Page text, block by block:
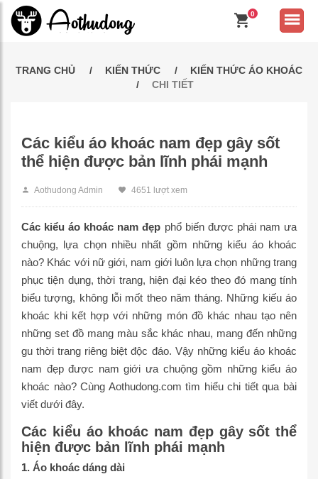
0
TRANG CHỦ KIẾN THỨC
KIẾN THỨC ÁO KHOÁC
CHI TIẾT
Các kiểu áo khoác nam đẹp gây sốt
thể hiện được bản lĩnh phái mạnh
Aothudong Admin 4651 lượt xem
Các kiểu áo khoác nam đẹp phổ biến được phái nam ưa
chuộng, lựa chọn nhiều nhất gồm những kiểu áo khoác
nào? Khác với nữ giới, nam giới luôn lựa chọn những trang
phục tiện dụng, thời trang, hiện đại kéo theo đó mang tính
biểu tượng, không lỗi mốt theo năm tháng. Những kiếu áo
khoác khi kết hợp với những món đồ khác nhau tạo nên
những set đồ mang màu sắc khác nhau, mang đến những
gu thời trang riêng biệt độc đáo. Vậy những kiểu áo khoác
nam đẹp được nam giới ưa chuộng gồm những kiểu áo
khoác nào? Cùng Aothudong.com tìm hiểu chi tiết qua bài
viết dưới đây.
Các kiểu áo khoác nam đẹp gây sốt thể
hiện được bản lĩnh phái mạnh
1. Áo khoác dáng dài